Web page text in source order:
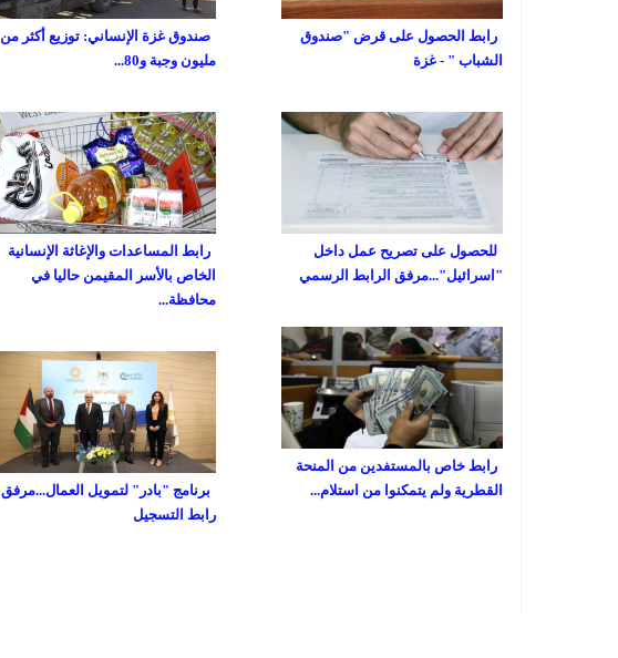
رابط الحصول على قرض "صندوق
الشباب " - غزة
للحصول على تصريح عمل داخل
"اسرائيل"...مرفق الرابط الرسمي
رابط خاص بالمستفدين من المنحة
القطرية ولم يتمكنوا من استلام...
مليون وجبة و80...
رابط المساعدات والإغاثة الإنسانية
الخاص بالأسر المقيمن حاليا في
محافظة...
برنامج "بادر" لتمويل العمال...مرفق
رابط التسجيل